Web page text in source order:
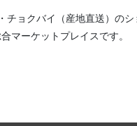
・ チョクバイ（産地直送） のシ
マーケットプレイスです。